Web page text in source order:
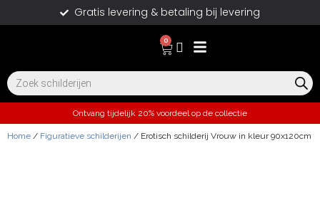
Gratis levering & betaling bij levering
0
Ontvang tijdelijk 20% voordeel op de collectie
Home / Figuratieve schilderijen / Erotisch schilderij Vrouw in kleur 90x120cm